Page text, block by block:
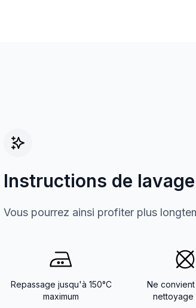
Instructions de
Vous pourrez ainsi profiter plus
Repassage jusqu'à 150°C
maximum
Ne convient
nettoyage